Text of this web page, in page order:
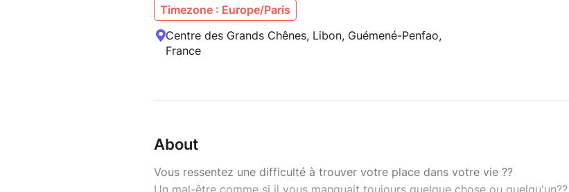
Timezone : Europe/Paris
Centre des Grands Chênes, Libon, Guémené-Penfao,
France
About
Vous ressentez une difficulté à trouver votre place dans votre vie ??